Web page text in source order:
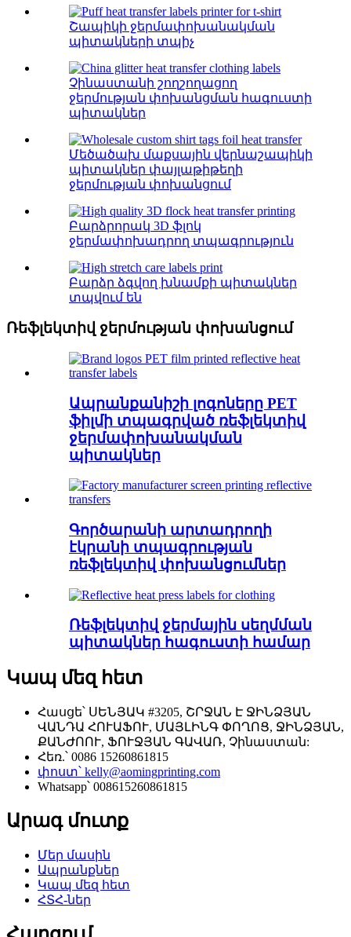
Շապիկի ջերմափոխանակման
պիտակների տպիչ
Չինաստանի շողշողացող
ջերմության փոխանցման հագուստի
պիտակներ
Մեծածախ մաքսային վերնաշապիկի
պիտակներ փայլաթիթեղի
ջերմության փոխանցում
Բարձրորակ 3D ֆլոկ
ջերմափոխադրող տպագրություն
Բարձր ձգվող խնամքի պիտակներ
տպվում են
Ռեֆլեկտիվ ջերմության փոխանցում
Ապրանքանիշի լոգոները PET
ֆիլմի տպագրված ռեֆլեկտիվ
ջերմափոխանակման
պիտակներ
Գործարանի արտադրողի
էկրանի տպագրության
ռեֆլեկտիվ փոխանցումներ
Ռեֆլեկտիվ ջերմային սեղմման
պիտակներ հագուստի համար
Կապ մեզ հետ
Հասցե՝ ՍԵՆՅԱԿ #3205, ՇՐՋԱՆ Է ՋԻՆՁՅԱՆ
ՎԱՆԴԱ ՀՈՒԱՖՈՒ, ՄԱՅԼԻՆԳ ՓՈՂՈՑ, ՋԻՆՁՅԱՆ,
ՔԱՆԺՈՈՒ, ՖՈՒՋՅԱՆ ԳԱՎԱՌ, Չինաստան:
Հեռ.՝ 0086 15260861815
փոստ՝ kelly@aomingprinting.com
Whatsapp՝ 008615260861815
Արագ մուտք
Մեր մասին
Ապրանքներ
Կապ մեզ հետ
ՀՏՀ-ներ